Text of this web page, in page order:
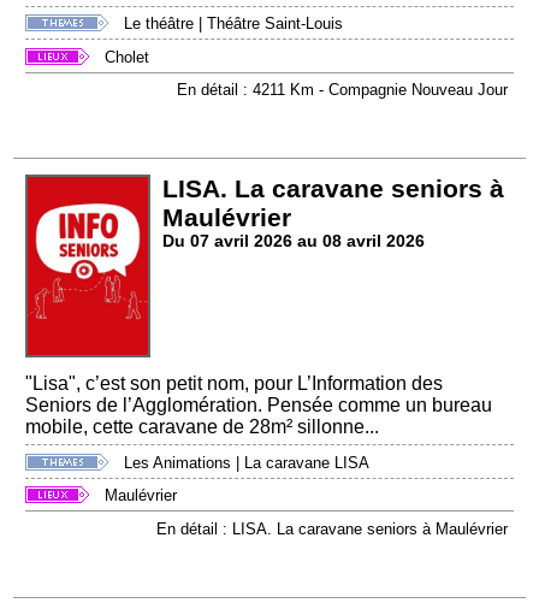
Le théâtre |Théâtre Saint-Louis
Cholet
En détail : 4211 Km - Compagnie Nouveau Jour
LISA. La caravane seniors à
Maulévrier
Du 07 avril 2026 au 08 avril 2026
"Lisa", c’est son petit nom, pour L’Information des
Seniors de l’Agglomération. Pensée comme un bureau
mobile, cette caravane de 28m² sillonne...
Les Animations
La caravane LISA
Maulévrier
En détail : LISA. La caravane seniors à Maulévrier